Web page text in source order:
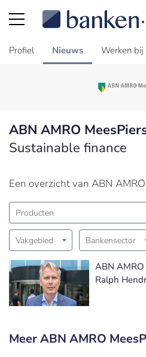
Profiel Nieuws Werken bij
ABN AMRO
Sustainable finance
Een overzicht van ABN
Producten
Vakgebied Bankensector
ABN
Ralph
Meer ABN AMRO